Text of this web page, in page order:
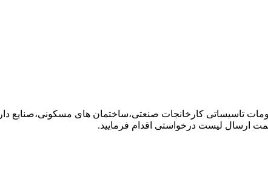
تاسیساتی کارخانجات صنعتی،ساختمان های مسکونی،صنایع
ارسال لیست درخواستی اقدام فرمایید.